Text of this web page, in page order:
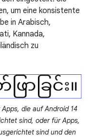
um eine konsistente
in Arabisch,
Kannada,
zu
die auf Android 14
sind, oder für Apps,
sind und den